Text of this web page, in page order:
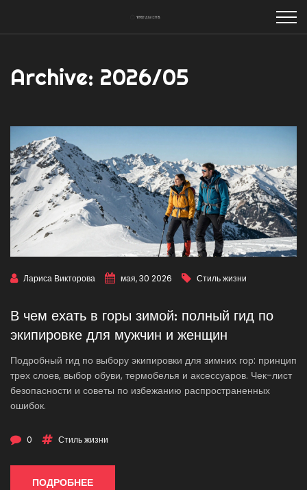
Archive: 2026/05
Лариса Викторова мая, 30 2026 Стиль жизни
В чем ехать в горы зимой: полный гид по
экипировке для мужчин и женщин
Подробный гид по выбору экипировки для зимних гор: принцип
трех слоев, выбор обуви, термобелья и аксессуаров. Чек-лист
безопасности и советы по избежанию распространенных
ошибок.
0 Стиль жизни
ПОДРОБНЕЕ